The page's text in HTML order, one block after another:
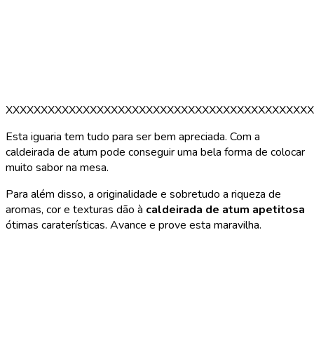
Esta iguaria tem tudo para ser bem apreciada. Com a
caldeirada de atum pode conseguir uma bela forma de colocar
muito sabor na mesa.
Para além disso, a originalidade e sobretudo a riqueza de
aromas, cor e texturas dão à caldeirada de atum apetitosa
ótimas caraterísticas. Avance e prove esta maravilha.